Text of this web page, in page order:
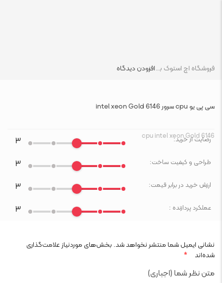
فروشگاه اچ استوک بازار انلاین تجهیزات کامپیوتر استوکافزودن دیدگاه
سی پی یو cpu سرور intel xeon Gold 6146
cpu intel xeon Gold 6146
رضایت از خرید: ۳
طراحی و کیفیت ساخت: ۳
ارزش خرید در برابر قیمت: ۳
عملکرد پردازنده : ۳
نشانی ایمیل شما منتشر نخواهد شد. بخش‌های موردنیاز علامت‌گذاری
شده‌اند
*
متن نظر شما (اجباری)